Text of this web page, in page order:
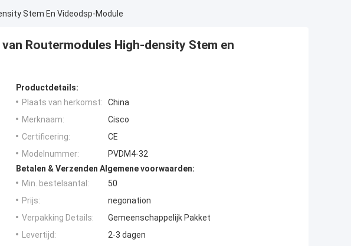
Stem En Videodsp-Module
Routermodules High-density Stem en
Productdetails:
Plaats van herkomst:
China
Merknaam:
Cisco
Certificering:
CE
Modelnummer:
PVDM4-32
Betalen & Verzenden Algemene voorwaarden:
Min. bestelaantal:
50
Prijs:
negonation
Verpakking Details:
Gemeenschappelijk Pakket
Levertijd:
2-3 dagen